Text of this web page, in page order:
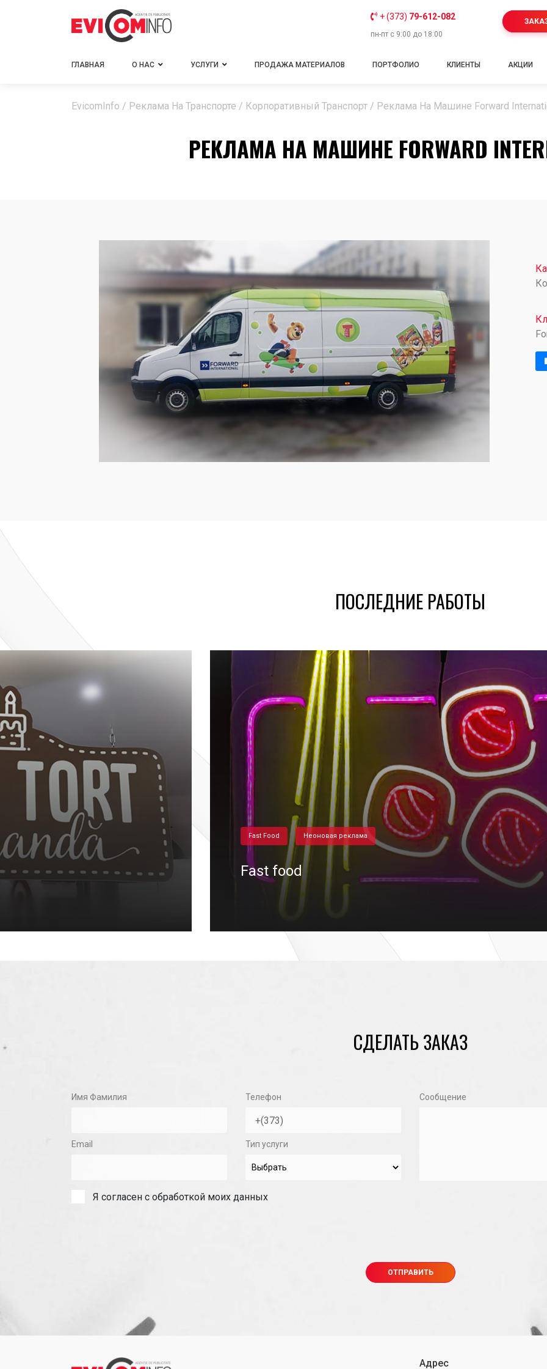
+ (373) 79-612-082
пн-пт с 9:00 до 18:00
ГЛАВНАЯ О НАС УСЛУГИ ПРОДАЖА МАТЕРИАЛОВ ПОРТФОЛИО КЛИЕНТЫ АКЦИИ
EvicomInfo / Реклама На Транспорте / Корпоративный Транспорт / Реклама На Машине Forward
РЕКЛАМА НА МАШИНЕ FORWARD
ПОСЛЕДНИЕ РАБОТЫ
Fast Food Неоновая реклама
Fast food
СДЕЛАТЬ ЗАКАЗ
Имя Фамилия Телефон
Email Тип услуги
Сообщение
Я согласен с обработкой моих данных
Адрес